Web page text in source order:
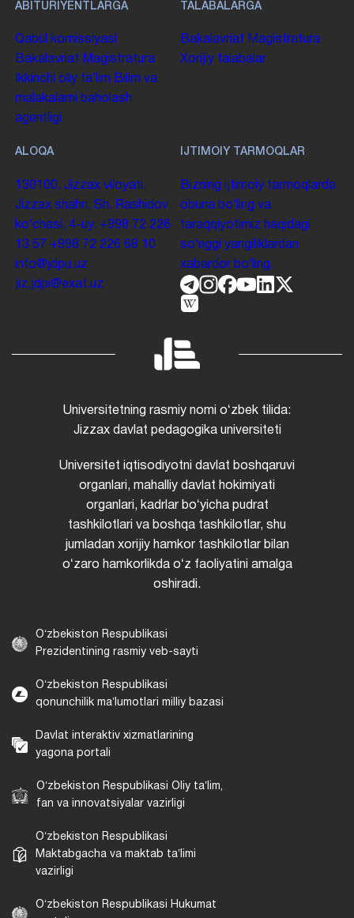
ABITURIYENTLARGA
Qabul komissiyasi
Bakalavriat Magistratura
Ikkinchi oliy taʼlim Bilim va
malakalarni baholash
agentligi
TALABALARGA
Bakalavriat Magistratura
Xorijiy talabalar
ALOQA
130100. Jizzax viloyati,
Jizzax shahri, Sh. Rashidov
koʻchasi, 4-uy. +998 72 226
13 57 +998 72 226 68 10
info@jdpu.uz
jiz.jdpi@exat.uz
IJTIMOIY TARMOQLAR
Bizning ijtimoiy tarmoqlarda
obuna boʻling va
taraqqiyotimiz haqidagi
soʻnggi yangiliklardan
xabardor boʻling.
Universitetning rasmiy nomi oʻzbek tilida:
Jizzax davlat pedagogika universiteti
Universitet iqtisodiyotni davlat boshqaruvi
organlari, mahalliy davlat hokimiyati
organlari, kadrlar boʻyicha pudrat
tashkilotlari va boshqa tashkilotlar, shu
jumladan xorijiy hamkor tashkilotlar bilan
oʻzaro hamkorlikda oʻz faoliyatini amalga
oshiradi.
Oʻzbekiston Respublikasi
Prezidentining rasmiy veb-sayti
Oʻzbekiston Respublikasi
qonunchilik maʼlumotlari milliy bazasi
Davlat interaktiv xizmatlarining
yagona portali
Oʻzbekiston Respublikasi Oliy taʼlim,
fan va innovatsiyalar vazirligi
Oʻzbekiston Respublikasi
Maktabgacha va maktab taʼlimi
vazirligi
Oʻzbekiston Respublikasi Hukumat